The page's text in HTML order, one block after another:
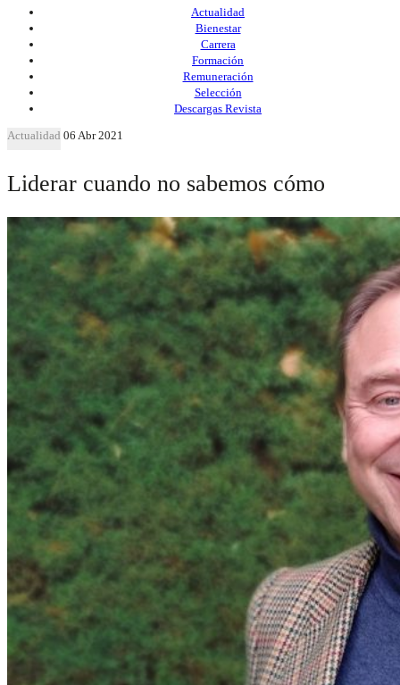
Actualidad
Bienestar
Carrera
Formación
Remuneración
Selección
Descargas Revista
Actualidad 06 Abr 2021
Liderar cuando no sabemos cómo